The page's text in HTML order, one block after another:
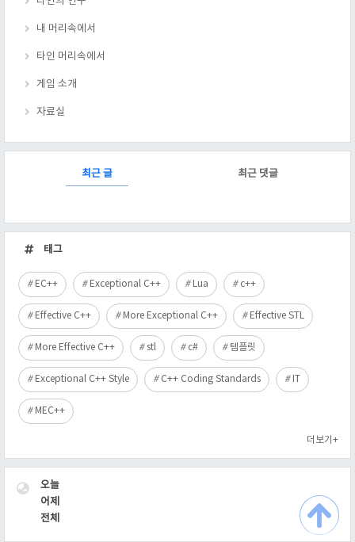
내 머리속에서
타인 머리속에서
게임 소개
자료실
최근 글 최근 댓글
근
글
태그
EC++ Exceptional C++ Lua c++
Effective C++ More Exceptional C++ Effective STL
More Effective C++ stl c# 템플릿
Exceptional C++ Style C++ Coding Standards IT
MEC++
더보기+
VISITOR
오늘
어제
전체